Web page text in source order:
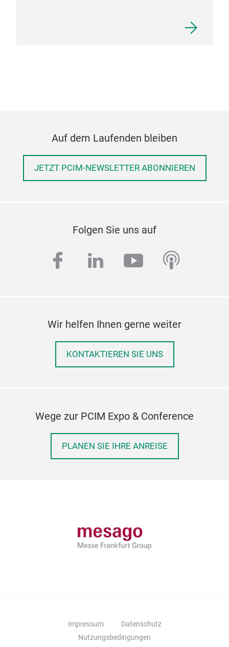
Auf dem Laufenden bleiben
JETZT PCIM-NEWSLETTER ABONNIEREN
Folgen Sie uns auf
facebook
linkedinyoutube
Wir helfen Ihnen gerne weiter
KONTAKTIEREN SIE UNS
Wege zur PCIM Expo & Conference
PLANEN SIE IHRE ANREISE
Impressum
Datenschutz
Nutzungsbedingungen